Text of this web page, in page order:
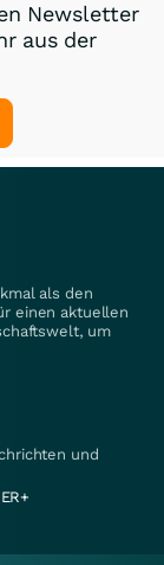
Newsletter
aus der
als den
einen aktuellen
um
und